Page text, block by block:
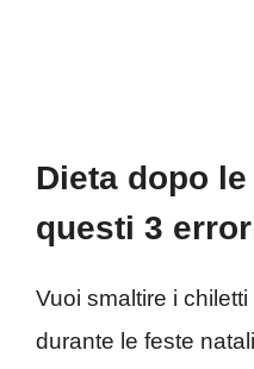
Dieta dopo
questi 3
Vuoi smaltire i
durante le feste